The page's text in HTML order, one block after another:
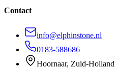
Contact
info@elphinstone.nl
0183-588686
Hoornaar, Zuid-Holland